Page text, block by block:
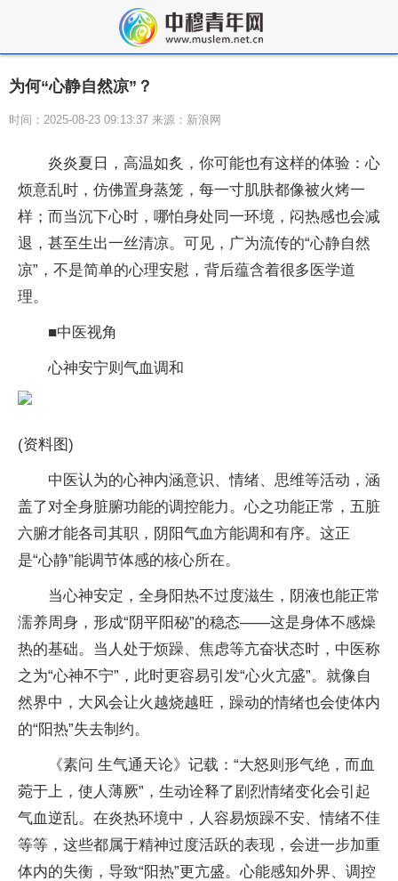
为何“心静自然凉”？
时间：2025-08-23 09:13:37 来源：新浪网
炎炎夏日，高温如炙，你可能也有这样的体验：心
烦意乱时，仿佛置身蒸笼，每一寸肌肤都像被火烤一
样；而当沉下心时，哪怕身处同一环境，闷热感也会减
退，甚至生出一丝清凉。可见，广为流传的“心静自然
凉”，不是简单的心理安慰，背后蕴含着很多医学道
理。
■中医视角
心神安宁则气血调和
(资料图)
中医认为的心神内涵意识、情绪、思维等活动，涵
盖了对全身脏腑功能的调控能力。心之功能正常，五脏
六腑才能各司其职，阴阳气血方能调和有序。这正
是“心静”能调节体感的核心所在。
当心神安定，全身阳热不过度滋生，阴液也能正常
濡养周身，形成“阴平阳秘”的稳态——这是身体不感燥
热的基础。当人处于烦躁、焦虑等亢奋状态时，中医称
之为“心神不宁”，此时更容易引发“心火亢盛”。就像自
然界中，大风会让火越烧越旺，躁动的情绪也会使体内
的“阳热”失去制约。
《素问 生气通天论》记载：“大怒则形气绝，而血
菀于上，使人薄厥”，生动诠释了剧烈情绪变化会引起
气血逆乱。在炎热环境中，人容易烦躁不安、情绪不佳
等等，这些都属于精神过度活跃的表现，会进一步加重
体内的失衡，导致“阳热”更亢盛。心能感知外界、调控